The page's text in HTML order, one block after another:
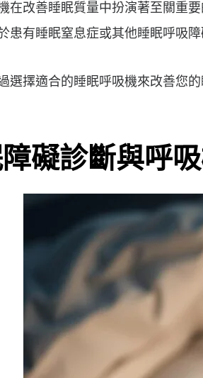
在改善睡眠質量中扮演著至關重
患有睡眠窒息症或其他睡眠呼吸
選擇適合的睡眠呼吸機來改善您
礙診斷與呼